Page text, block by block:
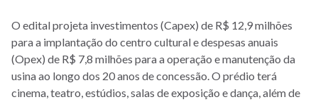
O edital projeta investimentos (Capex) de R$ 12,9 milhões
para a implantação do centro cultural e despesas anuais
(Opex) de R$ 7,8 milhões para a operação e manutenção da
usina ao longo dos 20 anos de concessão. O prédio terá
cinema, teatro, estúdios, salas de exposição e dança, além de